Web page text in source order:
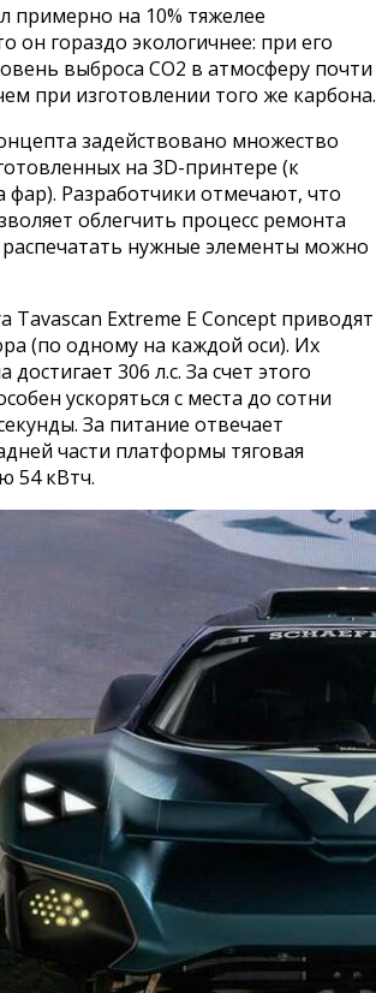
примерно на 10% тяжелее
он гораздо экологичнее: при его
выброса CO2 в атмосферу почти
при изготовлении того же карбона.
задействовано множество
на 3D-принтере (к
фар). Разработчики отмечают, что
облегчить процесс ремонта
нужные элементы можно
Tavascan Extreme E Concept приводят
(по одному на каждой оси). Их
306 л.с. За счет этого
ускоряться с места до сотни
За питание отвечает
части платформы тяговая
54 кВтч.